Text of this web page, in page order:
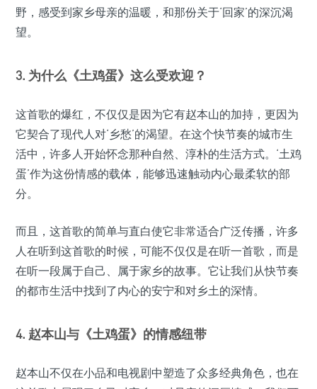
野，感受到家乡母亲的温暖，和那份关于‘回家’的深沉渴
望。
3. 为什么《土鸡蛋》这么受欢迎？
这首歌的爆红，不仅仅是因为它有赵本山的加持，更因为
它契合了现代人对‘乡愁’的渴望。在这个快节奏的城市生
活中，许多人开始怀念那种自然、淳朴的生活方式。‘土鸡
蛋’作为这份情感的载体，能够迅速触动内心最柔软的部
分。
而且，这首歌的简单与直白使它非常适合广泛传播，许多
人在听到这首歌的时候，可能不仅仅是在听一首歌，而是
在听一段属于自己、属于家乡的故事。它让我们从快节奏
的都市生活中找到了内心的安宁和对乡土的深情。
4. 赵本山与《土鸡蛋》的情感纽带
赵本山不仅在小品和电视剧中塑造了众多经典角色，也在